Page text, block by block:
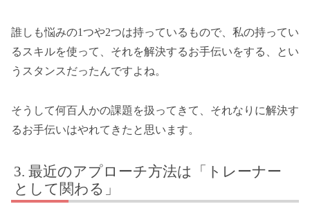
誰しも悩みの1つや2つは持っているもので、私の持ってい
るスキルを使って、それを解決するお手伝いをする、とい
うスタンスだったんですよね。
そうして何百人かの課題を扱ってきて、それなりに解決す
るお手伝いはやれてきたと思います。
最近のアプローチ方法は「トレーナー
として関わる」